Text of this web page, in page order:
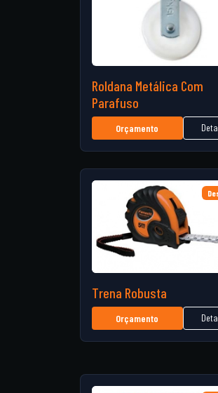
Roldana Metálica Com
Parafuso
Orçamento
Trena Robusta
Orçamento